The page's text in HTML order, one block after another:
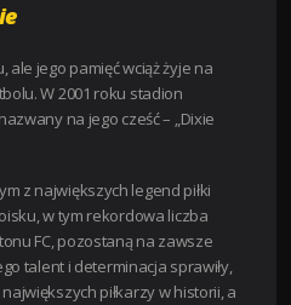
ale jego pamięć wciąż żyje na
W 2001 roku stadion
na jego cześć – „Dixie
z największych legend piłki
w tym rekordowa liczba
FC, pozostaną na zawsze
talent i determinacja sprawiły,
piłkarzy w historii, a